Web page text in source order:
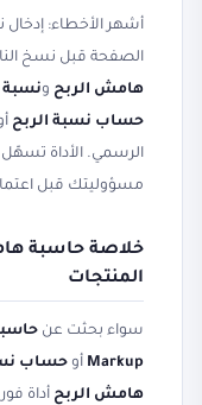
أشهر الأخطاء: إدخال
الصفحة قبل نسخ
هامش الربح ونسبة
حساب نسبة الربح
الرسمي. الأداة تسهّل
مسؤوليتك قبل
خلاصة حاسبة
المنتجات
سواء بحثت عن
Markup أو حساب
هامش الربح أداة